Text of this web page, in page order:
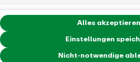
Einstellungen
Nicht-notwendige
Alles akzeptieren